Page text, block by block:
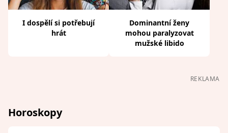
I dospělí si potřebují
hrát
Dominantní ženy
mohou paralyzovat
mužské libido
REKLAMA
Horoskopy